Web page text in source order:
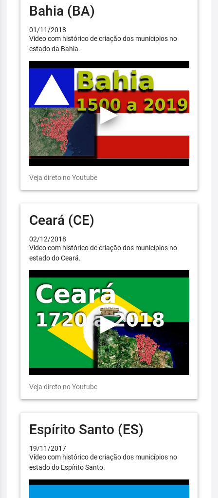
Bahia (BA)
01/11/2018
Vídeo com histórico de criação dos municípios no
estado da Bahia.
Veja direto no Youtube
Ceará (CE)
02/12/2018
Vídeo com histórico de criação dos municípios no
estado do Ceará.
Veja direto no Youtube
Espírito Santo (ES)
19/11/2017
Vídeo com histórico de criação dos municípios no
estado do Espírito Santo.